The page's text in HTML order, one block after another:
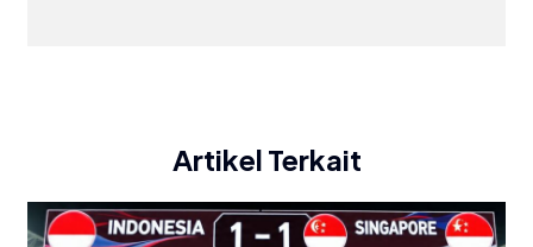
Artikel Terkait